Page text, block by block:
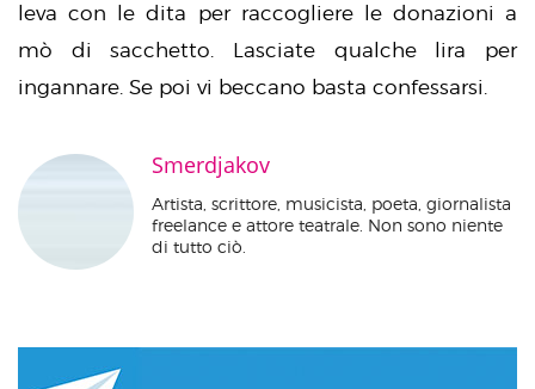
leva con le dita per raccogliere le donazioni a
mò di sacchetto. Lasciate qualche lira per
ingannare. Se poi vi beccano basta confessarsi.
Smerdjakov
Artista, scrittore, musicista, poeta, giornalista
freelance e attore teatrale. Non sono niente
di tutto ciò.